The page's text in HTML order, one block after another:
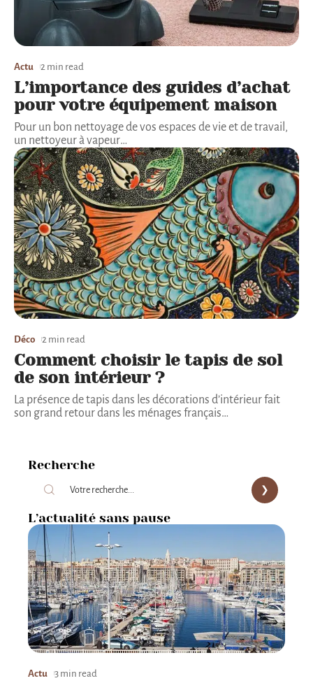
Actu 2 min read
L’importance des guides d’achat
pour votre équipement maison
Pour un bon nettoyage de vos espaces de vie et de travail,
un nettoyeur à vapeur…
Déco 2 min read
Comment choisir le tapis de sol
de son intérieur ?
La présence de tapis dans les décorations d’intérieur fait
son grand retour dans les ménages français…
Recherche
L’actualité sans pause
Actu 3 min read